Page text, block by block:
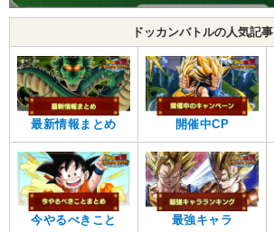
ドッカンバトルの人気記事
最新情報まとめ 開催中CP
今やるべきこと 最強キャラ